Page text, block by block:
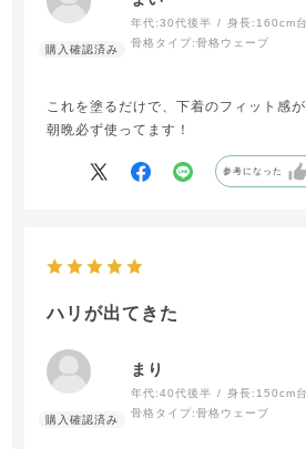
年代:30代後半 身長: 160cm台
骨格タイプ:骨格ウェーブ
これを塗るだけで、下着のフィット感が
朝晩必ず使ってます！
参考になった
ハリが出てきた
まり
年代:40代後半 身長: 150cm台
骨格タイプ:骨格ウェーブ